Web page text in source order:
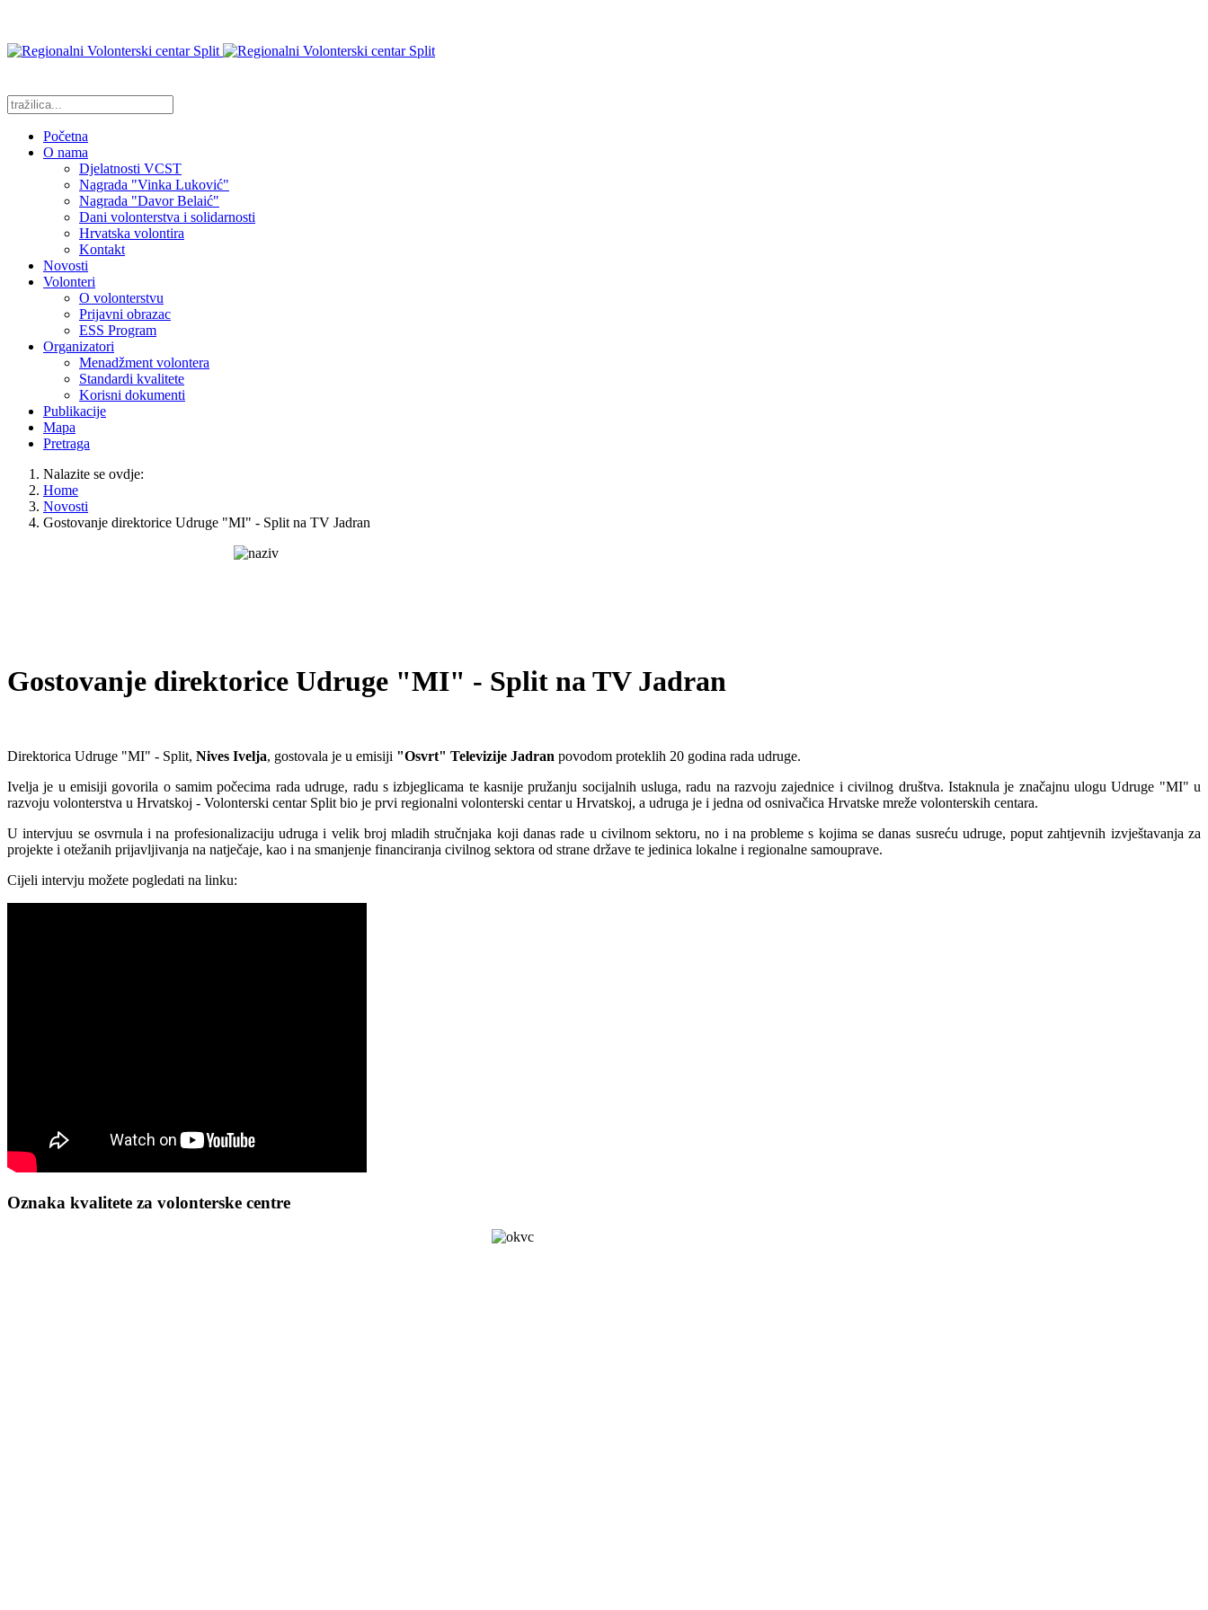
Početna
O nama
Djelatnosti VCST
Nagrada "Vinka Luković"
Nagrada "Davor Belaić"
Dani volonterstva i solidarnosti
Hrvatska volontira
Kontakt
Novosti
Volonteri
O volonterstvu
Prijavni obrazac
ESS Program
Organizatori
Menadžment volontera
Standardi kvalitete
Korisni dokumenti
Publikacije
Mapa
Pretraga
Nalazite se ovdje:
Home
Novosti
Gostovanje direktorice Udruge "MI" - Split na TV Jadran
Gostovanje direktorice Udruge "MI" - Split na TV Jadran
Direktorica Udruge "MI" - Split, Nives Ivelja, gostovala je u emisiji "Osvrt" Televizije Jadran povodom proteklih 20 godina rada udruge.
Ivelja je u emisiji govorila o samim počecima rada udruge, radu s izbjeglicama te kasnije pružanju socijalnih usluga, radu na razvoju zajednice i civilnog društva. Istaknula je značajnu ulogu Udruge "MI" u
razvoju volonterstva u Hrvatskoj - Volonterski centar Split bio je prvi regionalni volonterski centar u Hrvatskoj, a udruga je i jedna od osnivačica Hrvatske mreže volonterskih centara.
U intervjuu se osvrnula i na profesionalizaciju udruga i velik broj mladih stručnjaka koji danas rade u civilnom sektoru, no i na probleme s kojima se danas susreću udruge, poput zahtjevnih izvještavanja za
projekte i otežanih prijavljivanja na natječaje, kao i na smanjenje financiranja civilnog sektora od strane države te jedinica lokalne i regionalne samouprave.
Cijeli intervju možete pogledati na linku:
Oznaka kvalitete za volonterske centre